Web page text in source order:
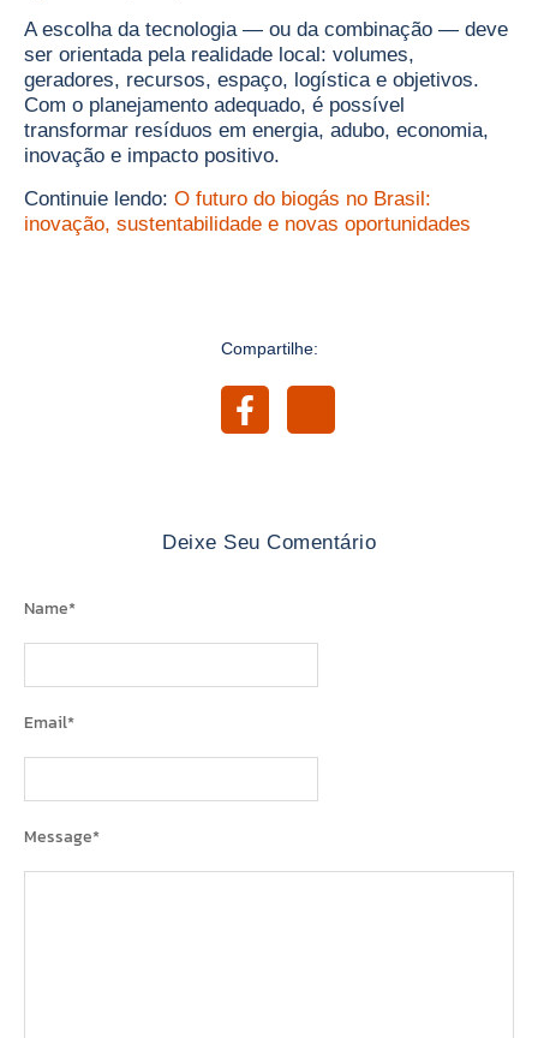
A escolha da tecnologia — ou da combinação — deve
ser orientada pela realidade local: volumes,
geradores, recursos, espaço, logística e objetivos.
Com o planejamento adequado, é possível
transformar resíduos em energia, adubo, economia,
inovação e impacto positivo.
Continuie lendo: O futuro do biogás no Brasil:
inovação, sustentabilidade e novas oportunidades
Compartilhe:
Deixe Seu Comentário
Message*
Name*
Email*